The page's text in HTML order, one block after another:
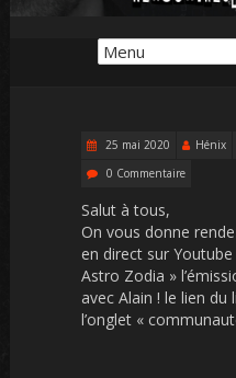
25 mai 2020 Hénix
0 Commentaire
Salut à tous,
On vous donne
en direct sur
Astro Zodia »
avec Alain ! le lien du
l’onglet «